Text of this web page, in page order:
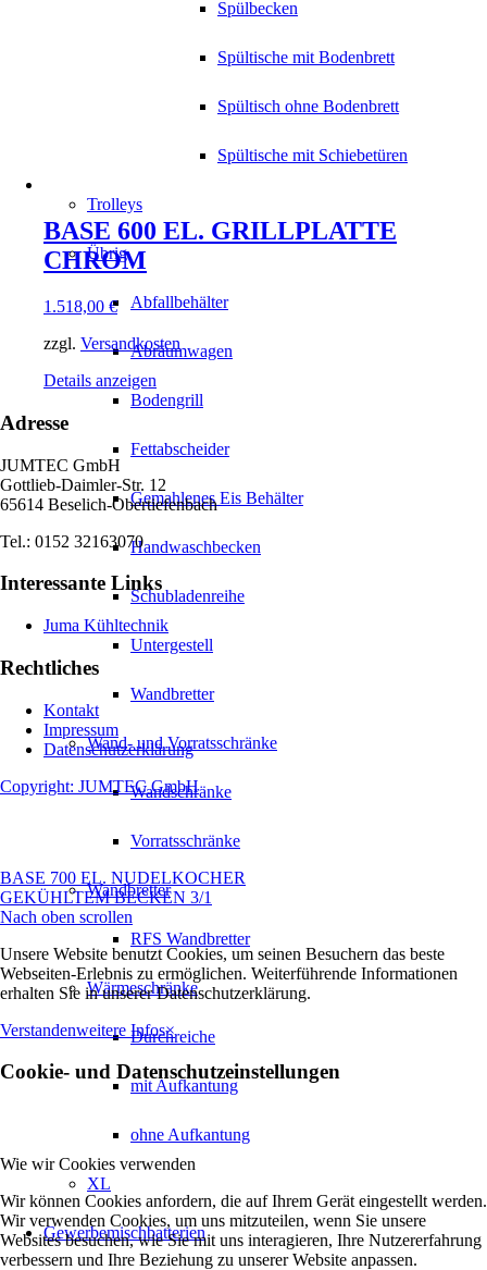
Spülbecken
Spültische mit Bodenbrett
Spültisch ohne Bodenbrett
Spültische mit Schiebetüren
Trolleys
Übrig
Abfallbehälter
Abräumwagen
Bodengrill
Fettabscheider
Gemahlenes Eis Behälter
Handwaschbecken
Schubladenreihe
Untergestell
Wandbretter
Wand- und Vorratsschränke
Wandschränke
Vorratsschränke
Wandbretter
RFS Wandbretter
Wärmeschränke
Durchreiche
mit Aufkantung
ohne Aufkantung
XL
Gewerbemischbatterien
BASE 600 EL. GRILLPLATTE
CHROM
1.518,00 €
zzgl. Versandkosten
Details anzeigen
Adresse
JUMTEC GmbH
Gottlieb-Daimler-Str. 12
65614 Beselich-Obertiefenbach
Tel.: 0152 32163070
Interessante Links
Juma Kühltechnik
Rechtliches
Kontakt
Impressum
Datenschutzerklärung
Copyright: JUMTEC GmbH
BASE 700 EL. NUDELKOCHER
GEKÜHLTEM BECKEN 3/1
Nach oben scrollen
Unsere Website benutzt Cookies, um seinen Besuchern das beste
Webseiten-Erlebnis zu ermöglichen. Weiterführende Informationen
erhalten Sie in unserer Datenschutzerklärung.
Verstandenweitere Infos×
Cookie- und Datenschutzeinstellungen
Wie wir Cookies verwenden
Wir können Cookies anfordern, die auf Ihrem Gerät eingestellt werden.
Wir verwenden Cookies, um uns mitzuteilen, wenn Sie unsere
Websites besuchen, wie Sie mit uns interagieren, Ihre Nutzererfahrung
verbessern und Ihre Beziehung zu unserer Website anpassen.